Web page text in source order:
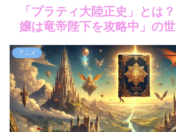
「プラティ大陸正史」とは
嬢は竜帝陛下を攻略中」の世
アニメ